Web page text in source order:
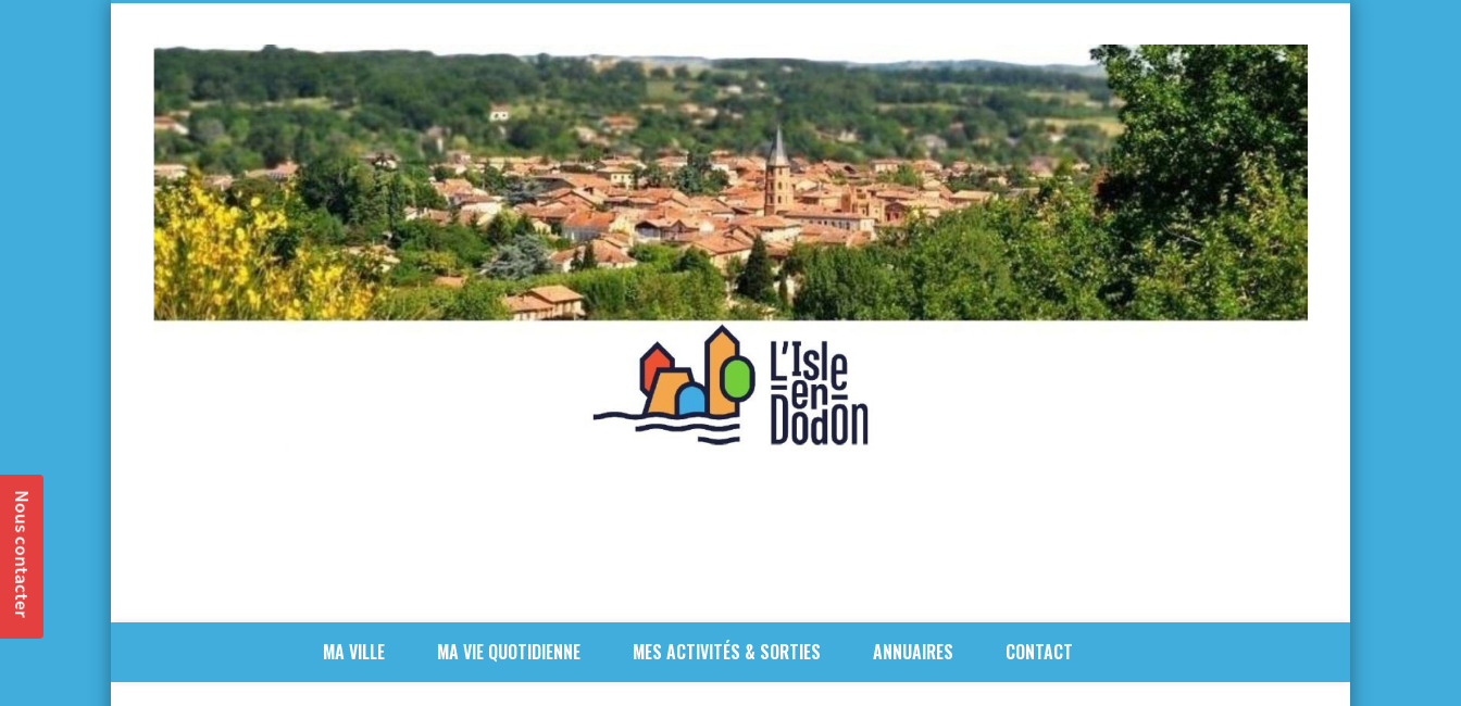
MA VILLE MA VIE QUOTIDIENNE MES ACTIVITÉS & SORTIES ANNUAIRES CONTACT